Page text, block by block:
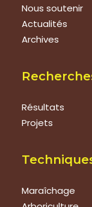
Nous soutenir
Actualités
Archives
Résultats
Projets
Maraîchage